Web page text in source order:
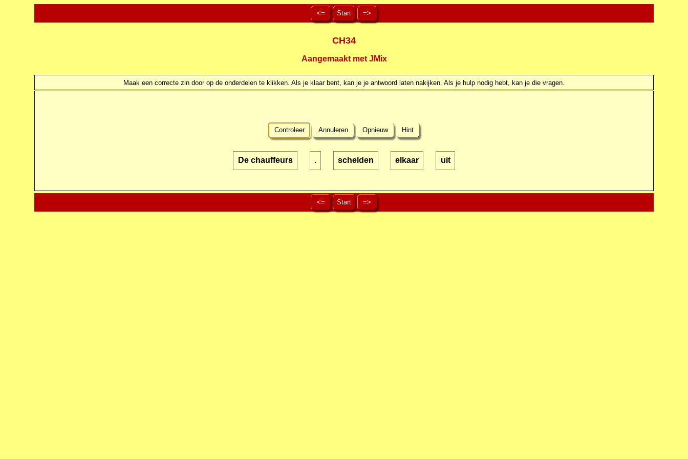
<= Start =>
CH34
Aangemaakt met JMix
Maak een correcte zin door op de onderdelen te klikken. Als je klaar bent, kan je je antwoord laten nakijken. Als je hulp nodig hebt, kan je die vragen.
Controleer Annuleren Opnieuw Hint
De chauffeurs . schelden elkaar uit
<= Start =>